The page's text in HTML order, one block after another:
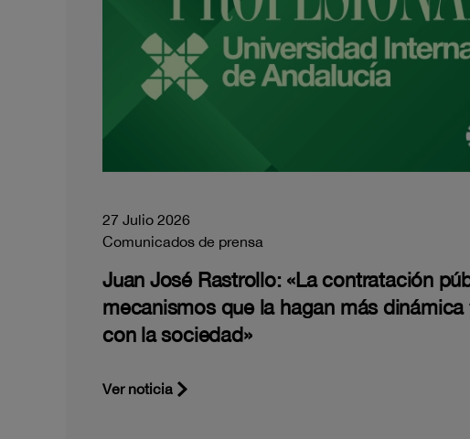
27 Julio 2026
Comunicados de prensa
Juan José Rastrollo: «La contratación
mecanismos que la hagan más
con la sociedad»
Ver noticia